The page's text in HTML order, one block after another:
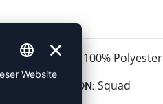
MATERIAL: 100% Polyester
KOLLEKTION: Squad